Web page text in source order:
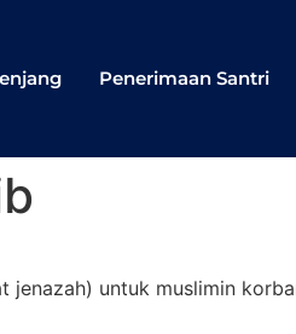
Penerimaan Santri
untuk muslimin